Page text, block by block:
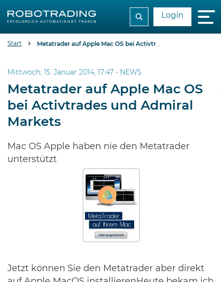
Login
Start Metatrader auf Apple Mac OS bei Activtrades und Admiral Markets
Mittwoch, 15. Januar 2014, 17:47 - NEWS
Metatrader auf Apple Mac OS
bei Activtrades und Admiral
Markets
Mac OS Apple haben nie den Metatrader
unterstützt
Jetzt können Sie den Metatrader aber direkt